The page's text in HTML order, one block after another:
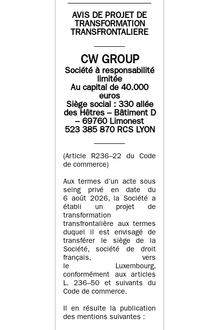
AVIS DE PROJET DE
TRANSFORMATION
TRANSFRONTALIERE
CW GROUP
Société à responsabilité
limitée
Au capital de 40.000
euros
Siège social : 330 allée
des Hêtres – Bâtiment D
– 69760 Limonest
523 385 870 RCS LYON
(Article R236–22 du Code
de commerce)
Aux termes d’un acte sous
seing privé en date du
6 août 2026, la Société a
établi un projet de
transformation
transfrontalière aux termes
duquel il est envisagé de
transférer le siège de la
Société, société de droit
français, vers
le Luxembourg,
conformément aux articles
L. 236–50 et suivants du
Code de commerce.
Il en résulte la publication
des mentions suivantes :